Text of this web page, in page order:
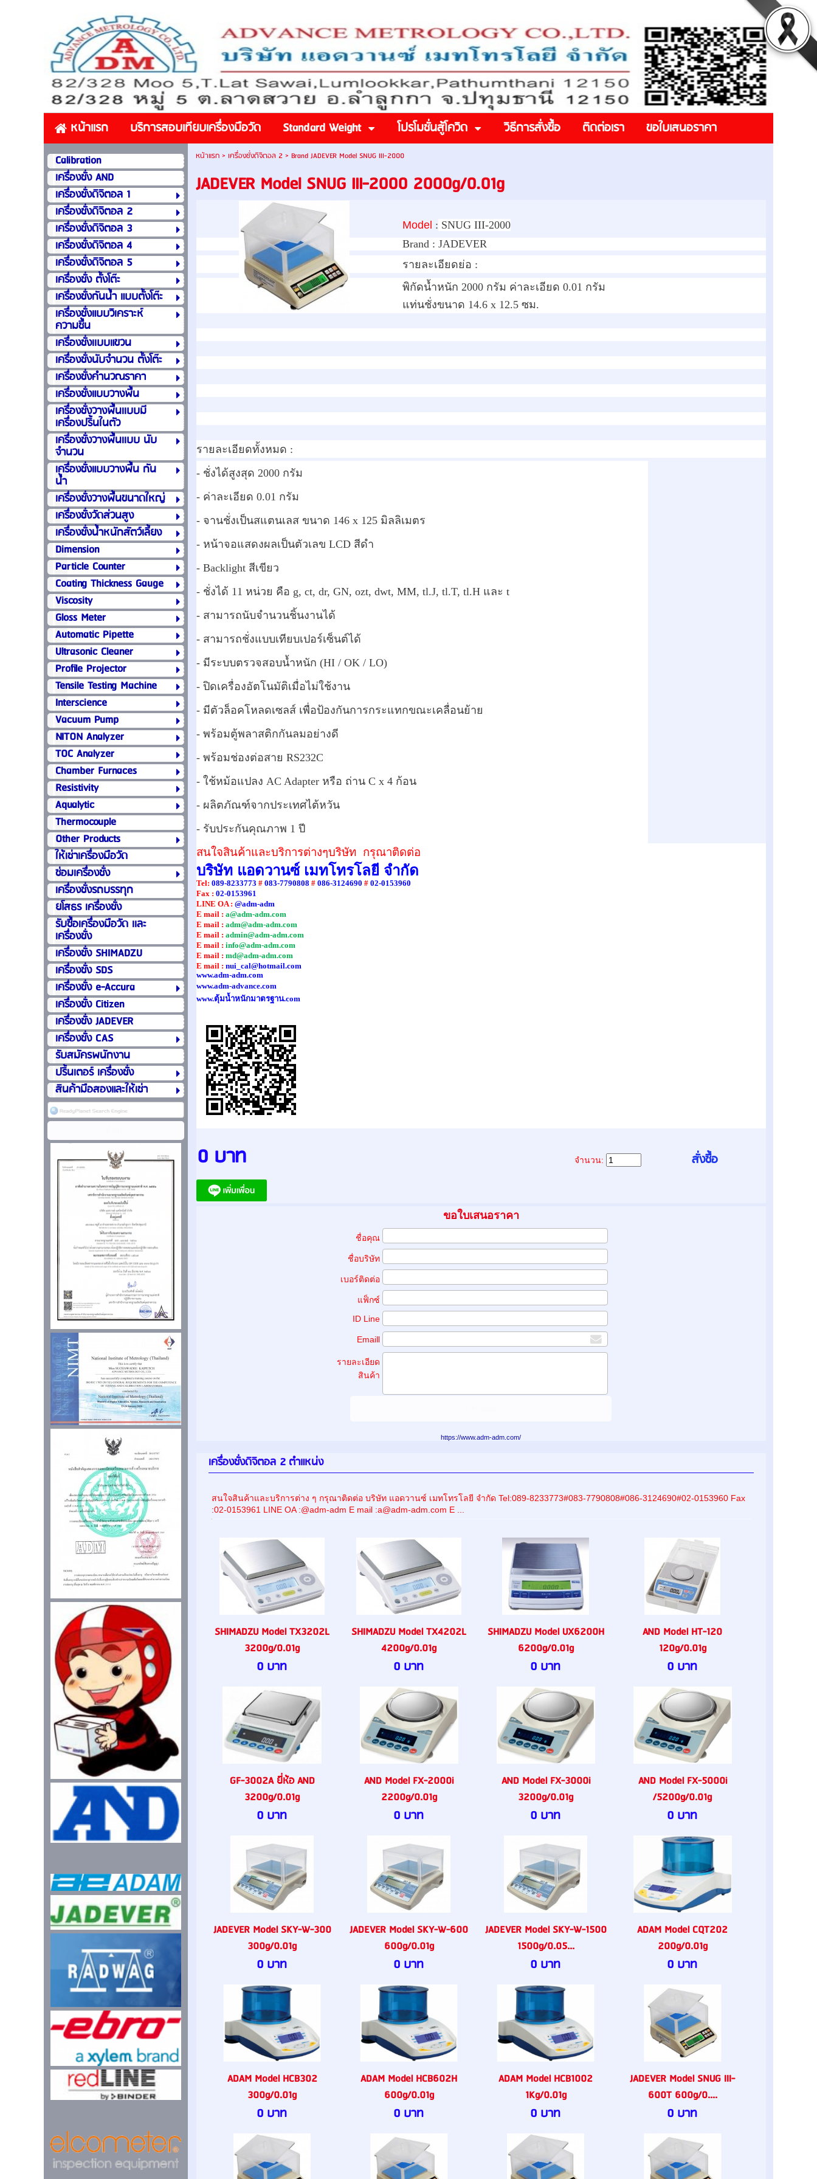
หน้าแรก บริการสอบเทียบเครื่องมือวัด Standard Weight โปรโมชั่นสู้โควิด วิธีการสั่งซื้อ ติดต่อเรา ขอใบเสนอราคา
Calibration
เครื่องชั่ง AND
เครื่องชั่งดิจิตอล 1
เครื่องชั่งดิจิตอล 2
เครื่องชั่งดิจิตอล 3
เครื่องชั่งดิจิตอล 4
เครื่องชั่งดิจิตอล 5
เครื่องชั่ง ตั้งโต๊ะ
เครื่องชั่งกันน้ำ แบบตั้งโต๊ะ
เครื่องชั่งแบบวิเคราะห์
ความชื้น
เครื่องชั่งเเบบแขวน
เครื่องชั่งนับจำนวน ตั้งโต๊ะ
เครื่องชั่งคำนวณราคา
เครื่องชั่งแบบวางพื้น
เครื่องชั่งวางพื้นเเบบมี
เครื่องปริ้นในตัว
เครื่องชั่งวางพื้นเเบบ นับ
จำนวน
เครื่องชั่งแบบวางพื้น กัน
น้ำ
เครื่องชั่งวางพื้นขนาดใหญ่
เครื่องชั่งวัดส่วนสูง
เครื่องชั่งน้ำหนักสัตว์เลี้ยง
Dimension
Particle Counter
Coating Thickness Gauge
Viscosity
Gloss Meter
Automatic Pipette
Ultrasonic Cleaner
Profile Projector
Tensile Testing Machine
Interscience
Vacuum Pump
NITON Analyzer
TOC Analyzer
Chamber Furnaces
Resistivity
Aqualytic
Thermocouple
Other Products
ให้เช่าเครื่องมือวัด
ซ่อมเครื่องชั่ง
เครื่องชั่งรถบรรทุก
ยโสธร เครื่องชั่ง
รับซื้อเครื่องมือวัด เเละ
เครื่องชั่ง
เครื่องชั่ง SHIMADZU
เครื่องชั่ง SDS
เครื่องชั่ง e-Accura
เครื่องชั่ง Citizen
เครื่องชั่ง JADEVER
เครื่องชั่ง CAS
รับสมัครพนักงาน
ปริ้นเตอร์ เครื่องชั่ง
สินค้ามือสองและให้เช่า
หน้าแรก> เครื่องชั่งดิจิตอล 2> Brand JADEVER Model SNUG III-2000
JADEVER Model SNUG III-2000 2000g/0.01g
Model : SNUG III-2000
Brand : JADEVER
รายละเอียดย่อ :
พิกัดน้ำหนัก 2000 กรัม ค่าละเอียด 0.01 กรัม
แท่นชั่งขนาด 14.6 x 12.5 ซม.
รายละเอียดทั้งหมด :
- ชั่งได้สูงสุด 2000 กรัม
- ค่าละเอียด 0.01 กรัม
- จานชั่งเป็นสแตนเลส ขนาด 146 x 125 มิลลิเมตร
- หน้าจอแสดงผลเป็นตัวเลข LCD สีดำ
- Backlight สีเขียว
- ชั่งได้ 11 หน่วย คือ g, ct, dr, GN, ozt, dwt, MM, tl.J, tl.T, tl.H และ t
- สามารถนับจำนวนชิ้นงานได้
- สามารถชั่งแบบเทียบเปอร์เซ็นต์ได้
- มีระบบตรวจสอบน้ำหนัก (HI / OK / LO)
- ปิดเครื่องอัตโนมัติเมื่อไม่ใช้งาน
- มีตัวล็อคโหลดเซลส์ เพื่อป้องกันการกระแทกขณะเคลื่อนย้าย
- พร้อมตู้พลาสติกกันลมอย่างดี
- พร้อมช่องต่อสาย RS232C
- ใช้หม้อแปลง AC Adapter หรือ ถ่าน C x 4 ก้อน
- ผลิตภัณฑ์จากประเทศไต้หวัน
- รับประกันคุณภาพ 1 ปี
สนใจสินค้าและบริการต่างๆบริษัท กรุณาติดต่อ
บริษัท แอดวานซ์ เมทโทรโลยี จำกัด
Tel: 089-8233773 # 083-7790808 # 086-3124690 # 02-0153960
Fax : 02-0153961
LINE OA : @adm-adm
E mail : a@adm-adm.com
E mail : adm@adm-adm.com
E mail : admin@adm-adm.com
E mail : info@adm-adm.com
E mail : md@adm-adm.com
E mail : nui_cal@hotmail.com
www.adm-adm.com
www.adm-advance.com
www.ตุ้มน้ำหนักมาตรฐาน.com
0 บาท จำนวน:
ขอใบเสนอราคา
ชื่อคุณ
ชื่อบริษัท
เบอร์ติดต่อ
แฟ็กซ์
ID Line
Emaill
รายละเอียด
สินค้า
https://www.adm-adm.com/
เครื่องชั่งดิจิตอล 2 ตำแหน่ง
สนใจสินค้าและบริการต่าง ๆ กรุณาติดต่อ บริษัท แอดวานซ์ เมทโทรโลยี จำกัด Tel:089-8233773#083-7790808#086-3124690#02-0153960 Fax
:02-0153961 LINE OA :@adm-adm E mail :a@adm-adm.com E ...
SHIMADZU Model TX3202L
3200g/0.01g
0 บาท
SHIMADZU Model TX4202L
4200g/0.01g
0 บาท
SHIMADZU Model UX6200H
6200g/0.01g
0 บาท
AND Model HT-120
120g/0.01g
0 บาท
GF-3002A ยี่ห้อ AND
3200g/0.01g
0 บาท
AND Model FX-2000i
2200g/0.01g
0 บาท
AND Model FX-3000i
3200g/0.01g
0 บาท
AND Model FX-5000i
/5200g/0.01g
0 บาท
JADEVER Model SKY-W-300
300g/0.01g
0 บาท
JADEVER Model SKY-W-600
600g/0.01g
0 บาท
JADEVER Model SKY-W-1500
1500g/0.05...
0 บาท
ADAM Model CQT202
200g/0.01g
0 บาท
ADAM Model HCB302
300g/0.01g
0 บาท
ADAM Model HCB602H
600g/0.01g
0 บาท
ADAM Model HCB1002
1Kg/0.01g
0 บาท
JADEVER Model SNUG III-
600T 600g/0....
0 บาท